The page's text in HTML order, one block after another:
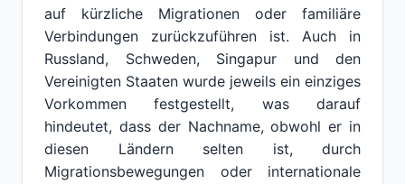
auf kürzliche Migrationen oder familiäre
Verbindungen zurückzuführen ist. Auch in
Russland, Schweden, Singapur und den
Vereinigten Staaten wurde jeweils ein einziges
Vorkommen festgestellt, was darauf
hindeutet, dass der Nachname, obwohl er in
diesen Ländern selten ist, durch
Migrationsbewegungen oder internationale